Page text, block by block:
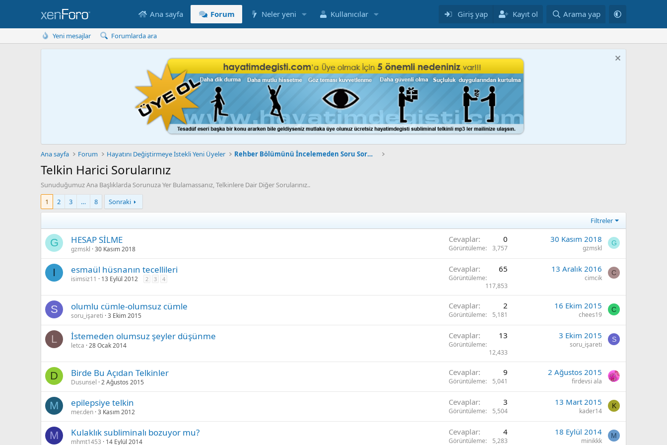
Ana sayfa Forum Neler yeni Kullanıcılar Giriş yap Kayıt ol Arama yap
Yeni mesajlar Forumlarda ara
Ana sayfa Forum Hayatını Değiştirmeye İstekli Yeni Üyeler Rehber Bölümünü İncelemeden Soru Sormayınız
Telkin Harici Sorularınız
Sunuduğumuz Ana Başlıklarda Sorunuza Yer Bulamassanız, Telkinlere Dair Diğer Sorularınız..
1
2 3 … 8 Sonraki
Filtreler
G HESAP SİLME
gzmskl 30 Kasım 2018
Cevaplar 0
Görüntüleme 3,757
30 Kasım 2018
gzmskl
G
I esmaül hüsnanın tecellileri
isimsiz11 13 Eylül 2012 2 3 4
Cevaplar 65
Görüntüleme
117,853
13 Aralık 2016
cimcik
C
S olumlu cümle-olumsuz cümle
soru_işareti 3 Ekim 2015
Cevaplar 2
Görüntüleme 5,181
16 Ekim 2015
chees19
C
L İstemeden olumsuz şeyler düşünme
letca 28 Ocak 2014
Cevaplar 13
Görüntüleme
12,433
3 Ekim 2015
soru_işareti
S
D Birde Bu Açıdan Telkinler
Dusunsel 2 Ağustos 2015
Cevaplar 9
Görüntüleme 5,041
2 Ağustos 2015
firdevsi ala
M epilepsiye telkin
mer.den 3 Kasım 2012
Cevaplar 3
Görüntüleme 5,504
13 Mart 2015
kader14
K
M Kulaklık subliminalı bozuyor mu?
mhmt1453 14 Eylül 2014
Cevaplar 4
Görüntüleme 5,283
18 Eylül 2014
minikkk
M